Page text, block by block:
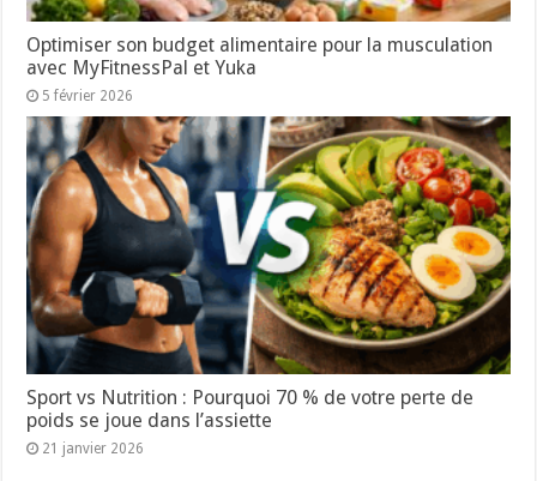
Optimiser son budget alimentaire pour la musculation
avec MyFitnessPal et Yuka
5 février 2026
Sport vs Nutrition : Pourquoi 70 % de votre perte de
poids se joue dans l’assiette
21 janvier 2026